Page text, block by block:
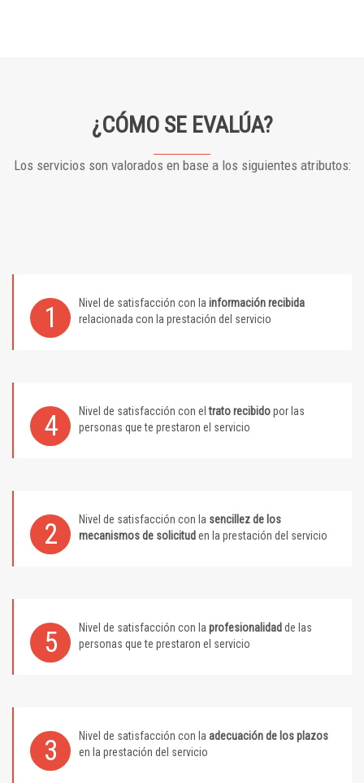
¿CÓMO SE EVALÚA?
Los servicios son valorados en base a los siguientes atributos:
1 Nivel de satisfacción con la información recibida
relacionada con la prestación del servicio
4 Nivel de satisfacción con eltrato recibidopor las
personas que te prestaron el servicio
2 Nivel de satisfacción con la sencillez de los
mecanismos de solicitud en la prestación del servicio
5 Nivel de satisfacción con la profesionalidad de las
personas que te prestaron el servicio
3 Nivel de satisfacción con la adecuación de los plazos
en la prestación del servicio